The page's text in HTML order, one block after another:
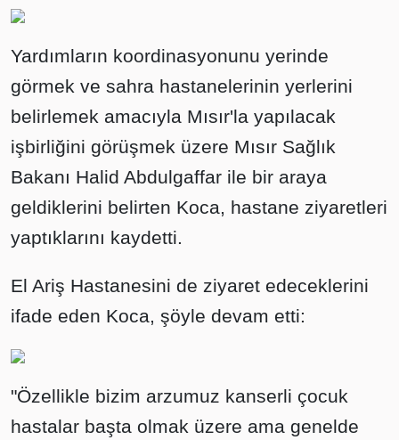
Yardımların koordinasyonunu yerinde
görmek ve sahra hastanelerinin yerlerini
belirlemek amacıyla Mısır'la yapılacak
işbirliğini görüşmek üzere Mısır Sağlık
Bakanı Halid Abdulgaffar ile bir araya
geldiklerini belirten Koca, hastane ziyaretleri
yaptıklarını kaydetti.
El Ariş Hastanesini de ziyaret edeceklerini
ifade eden Koca, şöyle devam etti:
"Özellikle bizim arzumuz kanserli çocuk
hastalar başta olmak üzere ama genelde